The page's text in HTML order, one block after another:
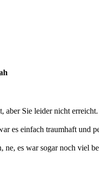
aber Sie leider nicht
es einfach traumhaft und
es war sogar noch viel